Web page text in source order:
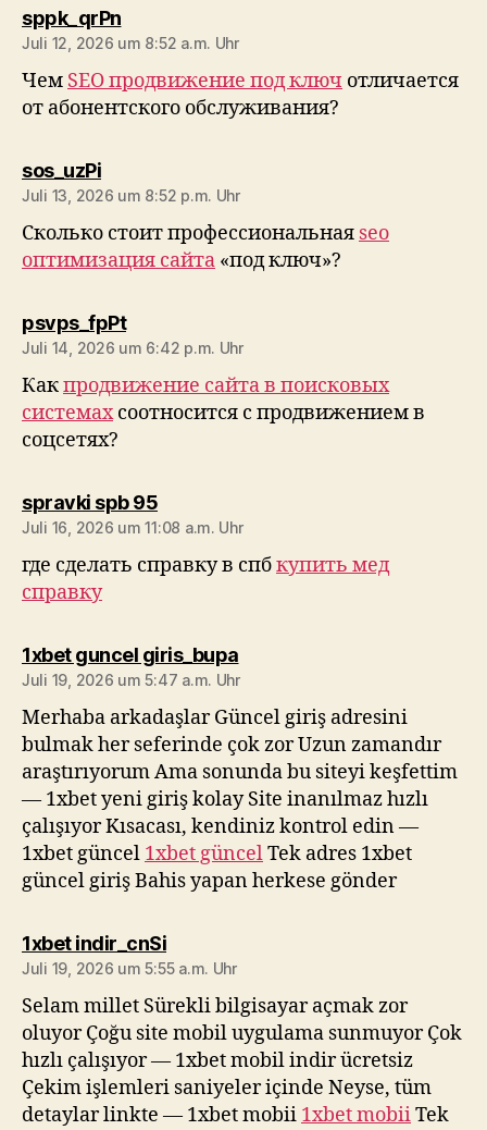
sppk_qrPnsagt:
Juli 12, 2026 um 8:52 a.m. Uhr
Чем SEO продвижение под ключ отличается
от абонентского обслуживания?
sos_uzPisagt:
Juli 13, 2026 um 8:52 p.m. Uhr
Сколько стоит профессиональная seo
оптимизация сайта «под ключ»?
psvps_fpPtsagt:
Juli 14, 2026 um 6:42 p.m. Uhr
Какпродвижение сайта в поисковых
системахсоотносится с продвижением в
соцсетях?
spravki spb 95sagt:
Juli 16, 2026 um 11:08 a.m. Uhr
где сделать справку в спбкупить мед
справку
1xbet guncel giris_bupasagt:
Juli 19, 2026 um 5:47 a.m. Uhr
Merhaba arkadaşlar Güncel giriş adresini
bulmak her seferinde çok zor Uzun zamandır
araştırıyorum Ama sonunda bu siteyi keşfettim
— 1xbet yeni giriş kolay Site inanılmaz hızlı
çalışıyor Kısacası, kendiniz kontrol edin —
1xbet güncel 1xbet güncelTek adres 1xbet
güncel giriş Bahis yapan herkese gönder
1xbet indir_cnSisagt:
Juli 19, 2026 um 5:55 a.m. Uhr
Selam millet Sürekli bilgisayar açmak zor
oluyor Çoğu site mobil uygulama sunmuyor Çok
hızlı çalışıyor — 1xbet mobil indir ücretsiz
Çekim işlemleri saniyeler içinde Neyse, tüm
detaylar linkte — 1xbet mobii 1xbet mobiiTek